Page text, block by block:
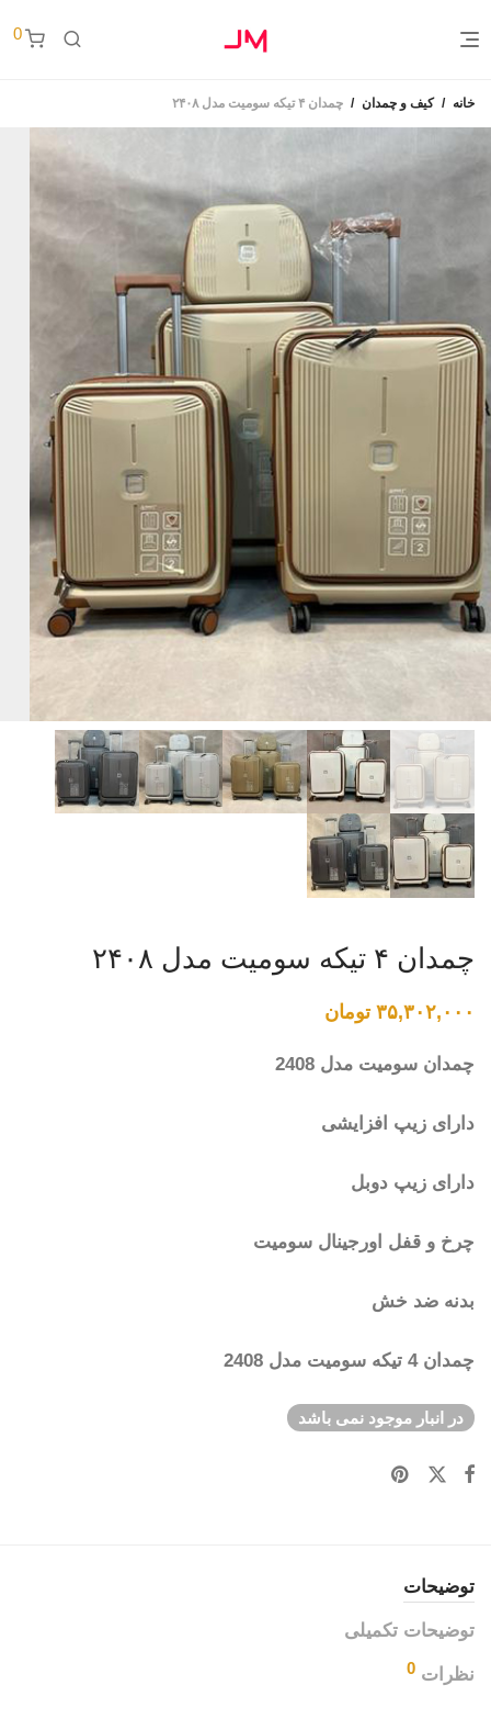
0
خانه / کیف و چمدان / چمدان ۴ تیکه سومیت مدل ۲۴۰۸
چمدان ۴ تیکه سومیت مدل ۲۴۰۸
۳۵,۳۰۲,۰۰۰ تومان
چمدان سومیت مدل 2408
دارای زیپ افزایشی
دارای زیپ دوبل
چرخ و قفل اورجینال سومیت
بدنه ضد خش
چمدان 4 تیکه سومیت مدل 2408
در انبار موجود نمی باشد
توضیحات
توضیحات تکمیلی
نظرات 0